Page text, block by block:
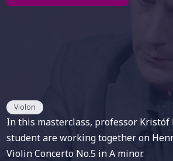
Violon
In this masterclass, professor Kristóf
student are working together on
Violin Concerto No.5 in A minor.